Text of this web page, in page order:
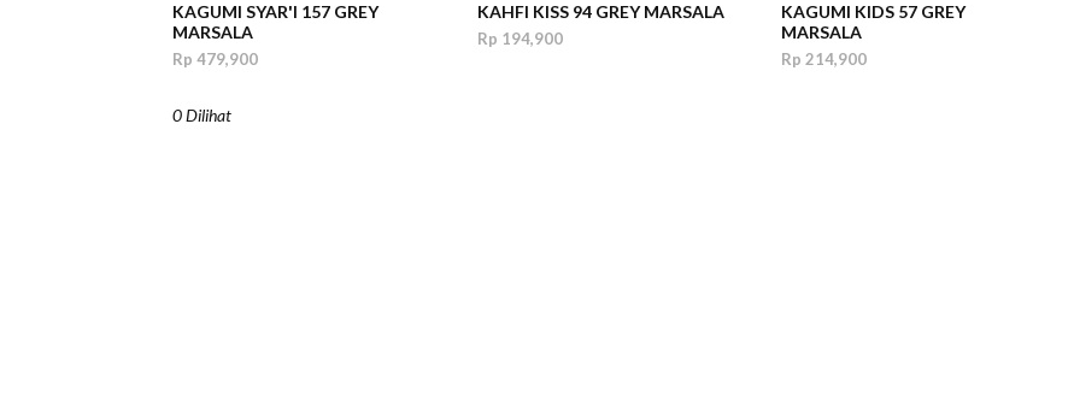
KAGUMI SYAR'I 157 GREY
MARSALA
Rp 479,900
KAHFI KISS 94 GREY MARSALA
Rp 194,900
KAGUMI KIDS 57 GREY
MARSALA
Rp 214,900
0 Dilihat